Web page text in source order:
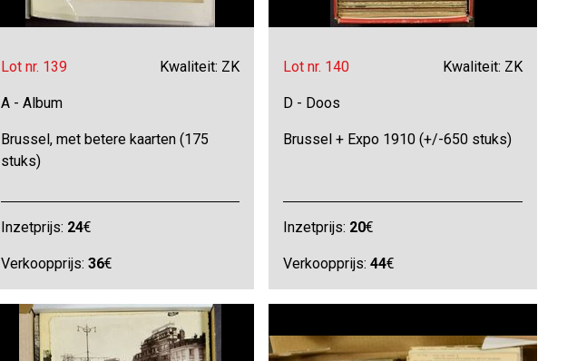
Lot nr. 139 Kwaliteit: ZK
A - Album
Brussel, met betere kaarten (175
stuks)
Inzetprijs: 24€
Verkoopprijs: 36€
Lot nr. 140 Kwaliteit: ZK
D - Doos
Brussel + Expo 1910 (+/-650 stuks)
Inzetprijs: 20€
Verkoopprijs:44€